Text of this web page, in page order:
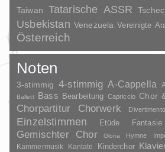
Taiwan Tatarische ASSR
Usbekistan Venezuela Vereinigte
Österreich
Noten
3-stimmig 4-stimmig A-Cappella
Ballett Bass Bearbeitung Capriccio Chor
Chorpartitur Chorwerk Divertimento
Einzelstimmen
Etüde Fantasie
Gemischter Chor Gloria Hymne
Kammermusik Kantate Kinderchor